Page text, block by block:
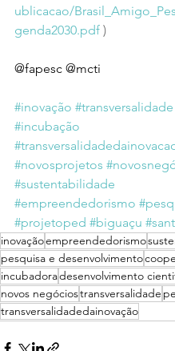
ublicacao/
genda2030.pdf )
@fapesc @mcti
#inovação #transversalidade
#incubação
#novosprojetos
#sustentabilidade
#empreendedorismo
#projetoped #biguaçu
inovaçãoempreendedorismo
pesquisa e desenvolvimento
incubadoradesenvolvimento
novos negóciostransversalidade
transversalidadedainovação